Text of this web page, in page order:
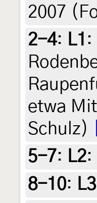
2007
2-4: L1 :
etwa
Schulz)
5-7: L2:
8-10: L3